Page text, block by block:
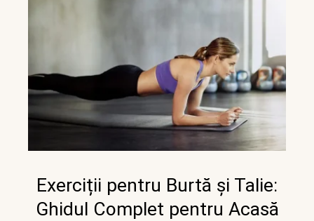
Exerciții pentru Burtă și Talie:
Ghidul Complet pentru Acasă